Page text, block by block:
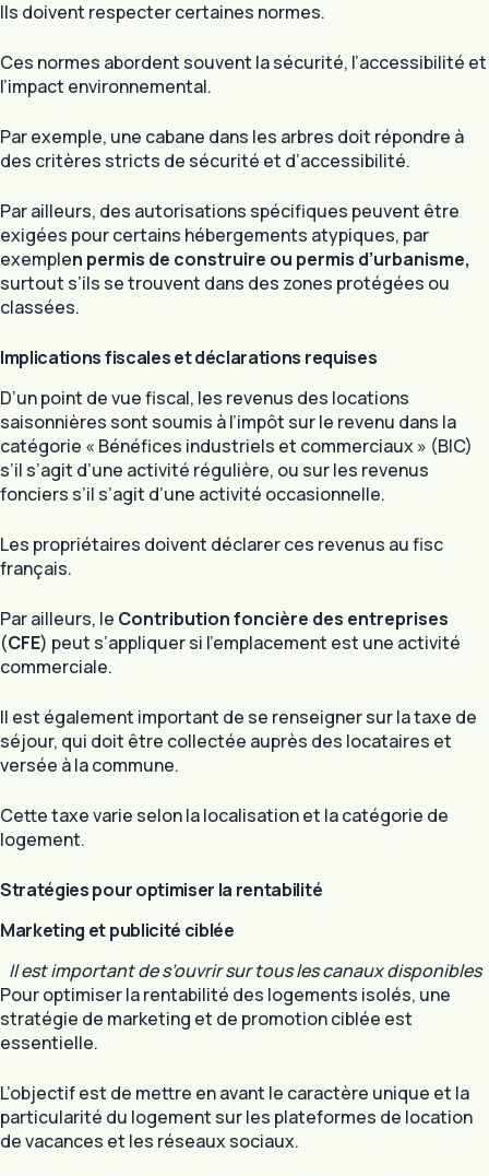
Ils doivent respecter certaines normes.
Ces normes abordent souvent la sécurité, l’accessibilité et
l’impact environnemental.
Par exemple, une cabane dans les arbres doit répondre à
des critères stricts de sécurité et d’accessibilité.
Par ailleurs, des autorisations spécifiques peuvent être
exigées pour certains hébergements atypiques, par
exemplen permis de construire ou permis d’urbanisme,
surtout s’ils se trouvent dans des zones protégées ou
classées.
Implications fiscales et déclarations requises
D’un point de vue fiscal, les revenus des locations
saisonnières sont soumis à l’impôt sur le revenu dans la
catégorie « Bénéfices industriels et commerciaux » (BIC)
s’il s’agit d’une activité régulière, ou sur les revenus
fonciers s’il s’agit d’une activité occasionnelle.
Les propriétaires doivent déclarer ces revenus au fisc
français.
Par ailleurs, le Contribution foncière des entreprises
(CFE) peut s’appliquer si l’emplacement est une activité
commerciale.
Il est également important de se renseigner sur la taxe de
séjour, qui doit être collectée auprès des locataires et
versée à la commune.
Cette taxe varie selon la localisation et la catégorie de
logement.
Stratégies pour optimiser la rentabilité
Marketing et publicité ciblée
Il est important de s’ouvrir sur tous les canaux disponibles
Pour optimiser la rentabilité des logements isolés, une
stratégie de marketing et de promotion ciblée est
essentielle.
L’objectif est de mettre en avant le caractère unique et la
particularité du logement sur les plateformes de location
de vacances et les réseaux sociaux.